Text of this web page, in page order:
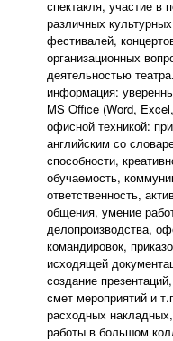
спектакля, участие в
различных
фестивалей,
организационных
деятельностью
информация:
MS Office (Word,
офисной техникой:
английским со
способности,
обучаемость,
ответственность,
общения, умение
делопроизводства,
командировок,
исходящей
создание
смет мероприятий и
расходных
работы в большом